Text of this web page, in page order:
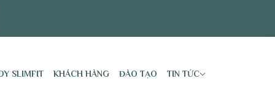
SLIMFIT KHÁCH HÀNG ĐÀO TẠO TIN TỨC